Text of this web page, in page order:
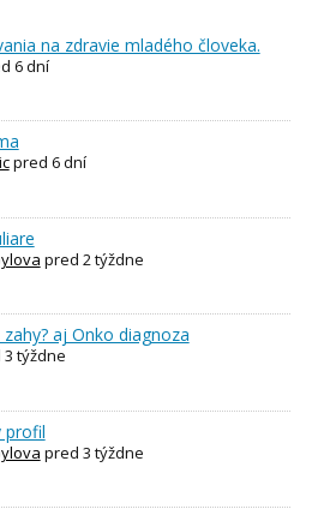
na zdravie mladého človeka.
6 dní
pred 6 dní
pred 2 týždne
zahy? aj Onko diagnoza
týždne
profil
pred 3 týždne